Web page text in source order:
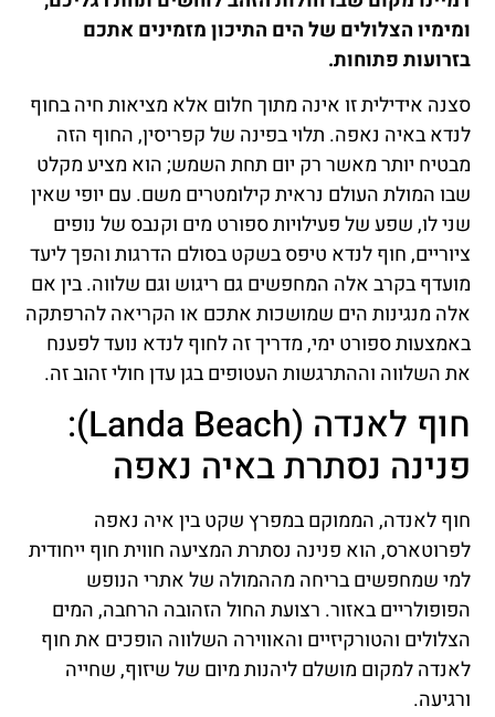
ומימיו הצלולים של הים התיכון מזמינים אתכם
בזרועות פתוחות.
סצנה אידילית זו אינה מתוך חלום אלא מציאות חיה בחוף
לנדא באיה נאפה. תלוי בפינה של קפריסין, החוף הזה
מבטיח יותר מאשר רק יום תחת השמש; הוא מציע מקלט
שבו המולת העולם נראית קילומטרים משם. עם יופי שאין
שני לו, שפע של פעילויות ספורט מים וקנבס של נופים
ציוריים, חוף לנדא טיפס בשקט בסולם הדרגות והפך ליעד
מועדף בקרב אלה המחפשים גם ריגוש וגם שלווה. בין אם
אלה מנגינות הים שמושכות אתכם או הקריאה להרפתקה
באמצעות ספורט ימי, מדריך זה לחוף לנדא נועד לפענח
את השלווה וההתרגשות העטופים בגן עדן חולי זהוב זה.
חוף לאנדה (Landa Beach):
פנינה נסתרת באיה נאפה
חוף לאנדה, הממוקם במפרץ שקט בין איה נאפה
לפרוטארס, הוא פנינה נסתרת המציעה חווית חוף ייחודית
למי שמחפשים בריחה מההמולה של אתרי הנופש
הפופולריים באזור. רצועת החול הזהובה הרחבה, המים
הצלולים והטורקיזיים והאווירה השלווה הופכים את חוף
לאנדה למקום מושלם ליהנות מיום של שיזוף, שחייה
ורגיעה.